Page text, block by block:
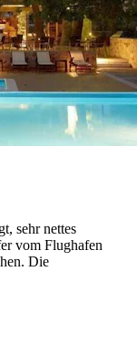
sehr nettes
vom Flughafen
Die